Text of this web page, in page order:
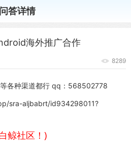
问答详情
海外推广合作
8289
各种渠道都行 qq：568502778
sra-aljbabrt/id934298011?
鲸社区！)